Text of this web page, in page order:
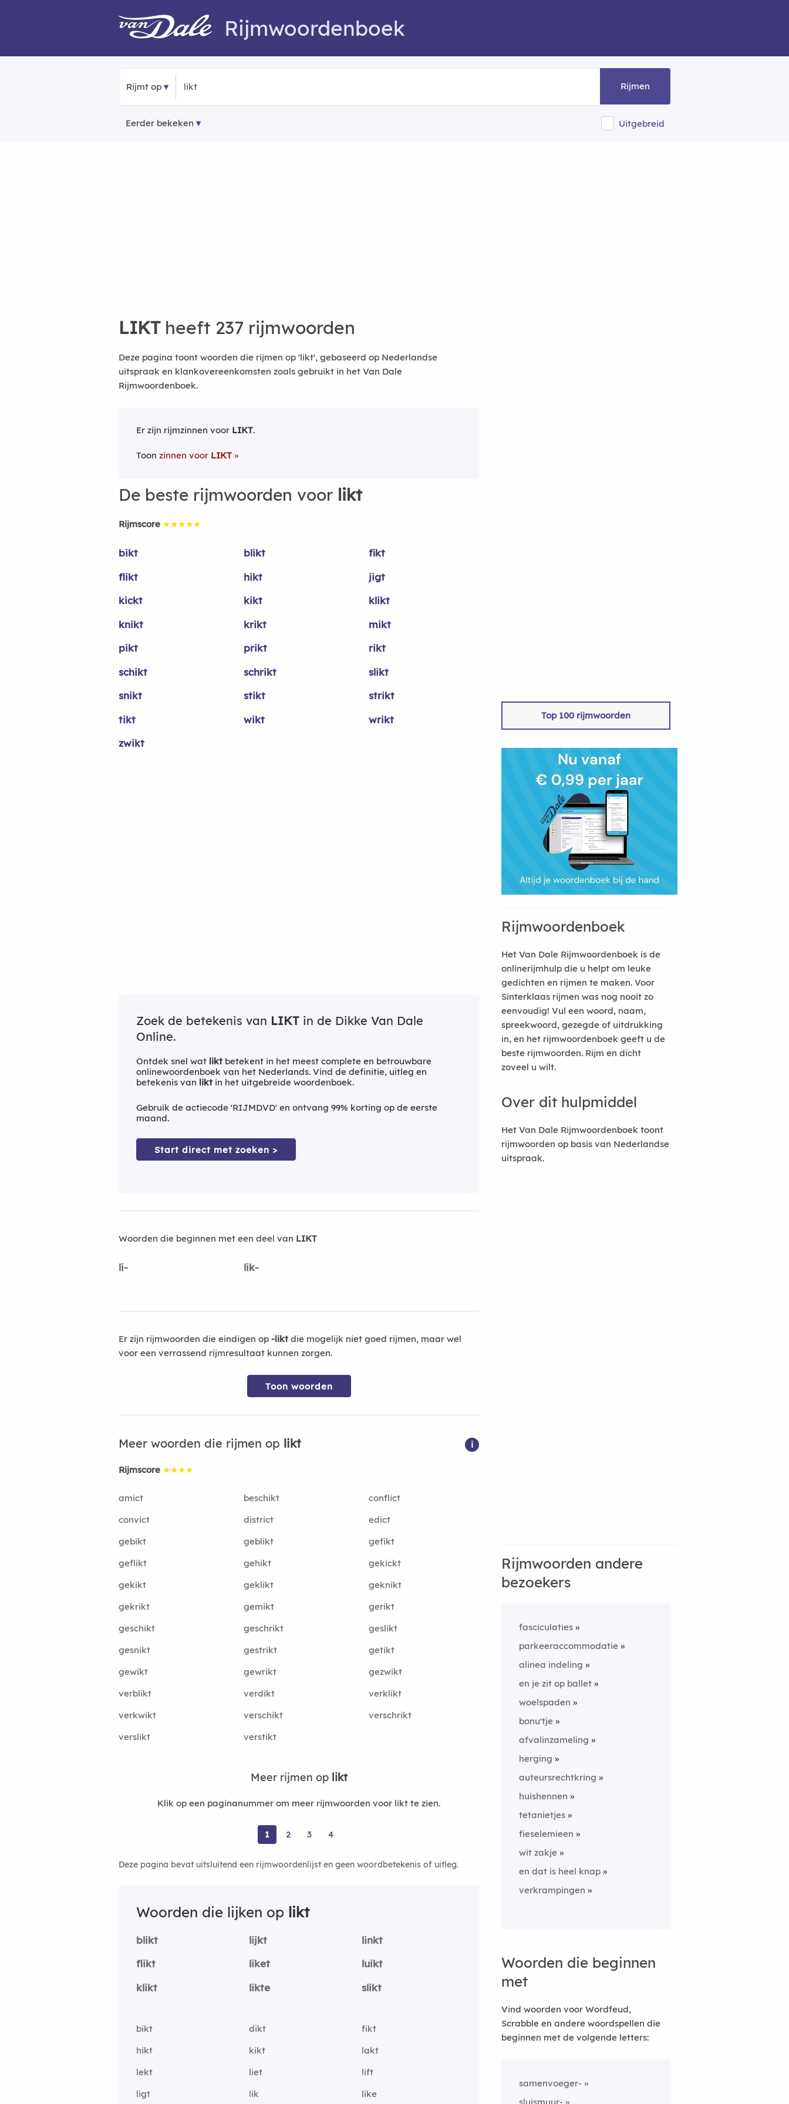
Rijmwoordenboek
Rijmt op Rijmen
Eerder bekeken Uitgebreid
LIKTheeft 237 rijmwoorden
Deze pagina toont woorden die rijmen op 'likt', gebaseerd op Nederlandse
uitspraak en klankovereenkomsten zoals gebruikt in het Van Dale
Rijmwoordenboek.
Er zijn rijmzinnen voor LIKT.
Toon zinnen voor LIKT
De beste rijmwoorden voor likt
Rijmscore ★★★★★
bikt blikt
fikt
flikt
hikt
jigt
kickt
kikt
klikt
knikt
krikt
mikt
pikt
prikt
rikt
schikt
schrikt
slikt
snikt
stikt
strikt
tikt
wikt
wrikt
zwikt
Zoek de betekenis van LIKT in de Dikke Van Dale
Online.
Ontdek snel wat likt betekent in het meest complete en betrouwbare
onlinewoordenboek van het Nederlands. Vind de definitie, uitleg en
betekenis van likt in het uitgebreide woordenboek.
Gebruik de actiecode 'RIJMDVD' en ontvang 99% korting op de eerste
maand.
Start direct met zoeken >
Woorden die beginnen met een deel van LIKT
li- lik-
Er zijn rijmwoorden die eindigen op -likt die mogelijk niet goed rijmen, maar wel
voor een verrassend rijmresultaat kunnen zorgen.
Toon woorden
Meer woorden die rijmen op likt i
Rijmscore ★★★★
amict beschikt
conflict
convict
district
edict
gebikt
geblikt
gefikt
geflikt
gehikt
gekickt
gekikt
geklikt
geknikt
gekrikt
gemikt
gerikt
geschikt
geschrikt
geslikt
gesnikt
gestrikt
getikt
gewikt
gewrikt
gezwikt
verblikt
verdikt
verklikt
verkwikt
verschikt
verschrikt
verslikt
verstikt
Meer rijmen op likt
Klik op een paginanummer om meer rijmwoorden voor likt te zien.
1 2 3 4
Deze pagina bevat uitsluitend een rijmwoordenlijst en geen woordbetekenis of uitleg.
Woorden die lijken op likt
blikt lijkt
linkt
flikt
liket
luikt
klikt
likte slikt
bikt dikt
fikt
hikt
kikt
lakt
lekt
liet
lift
ligt
lik like
Top 100 rijmwoorden
Rijmwoordenboek
Het Van Dale Rijmwoordenboek is de
onlinerijmhulp die u helpt om leuke
gedichten en rijmen te maken. Voor
Sinterklaas rijmen was nog nooit zo
eenvoudig! Vul een woord, naam,
spreekwoord, gezegde of uitdrukking
in, en het rijmwoordenboek geeft u de
beste rijmwoorden. Rijm en dicht
zoveel u wilt.
Over dit hulpmiddel
Het Van Dale Rijmwoordenboek toont
rijmwoorden op basis van Nederlandse
uitspraak.
Rijmwoorden andere
bezoekers
fasciculaties
parkeeraccommodatie
alinea indeling
en je zit op ballet
woelspaden
bonu'tje
afvalinzameling
herging
auteursrechtkring
huishennen
tetanietjes
fieselemieen
wit zakje
en dat is heel knap
verkrampingen
Woorden die beginnen
met
Vind woorden voor Wordfeud,
Scrabble en andere woordspellen die
beginnen met de volgende letters:
samenvoeger-